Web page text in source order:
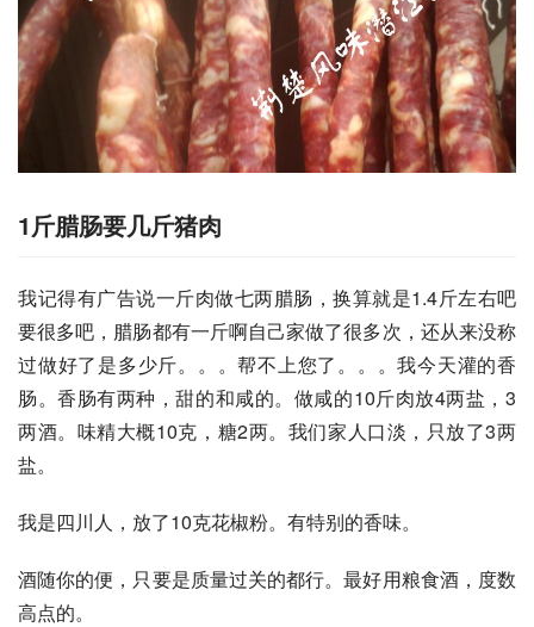
1斤腊肠要几斤猪肉
我记得有广告说一斤肉做七两腊肠，换算就是1.4斤左右吧
要很多吧，腊肠都有一斤啊自己家做了很多次，还从来没称
过做好了是多少斤。。。帮不上您了。。。我今天灌的香
肠。香肠有两种，甜的和咸的。做咸的10斤肉放4两盐，3
两酒。味精大概10克，糖2两。我们家人口淡，只放了3两
盐。
我是四川人，放了10克花椒粉。有特别的香味。
酒随你的便，只要是质量过关的都行。最好用粮食酒，度数
高点的。